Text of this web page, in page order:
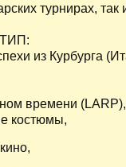
турнирах,
из Курбурга
времени (LARP),
костюмы,